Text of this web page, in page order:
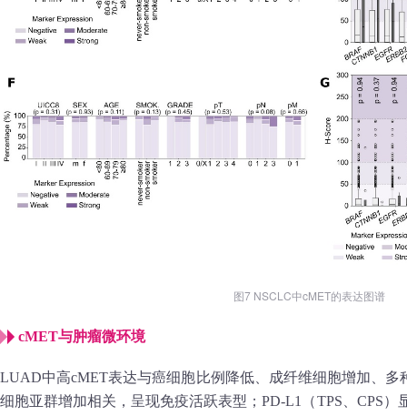
图7 NSCLC中cMET的表达图谱
cMET与肿瘤微环境
LUAD中高cMET表达与癌细胞比例降低、成纤维细胞增加、
细胞亚群增加相关，呈现免疫活跃表型；PD‑L1（TPS、CPS